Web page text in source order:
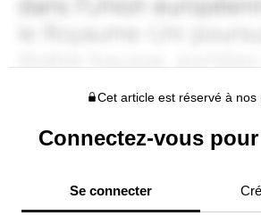
Cet article est réservé à nos
Connectez-vous
Se connecter